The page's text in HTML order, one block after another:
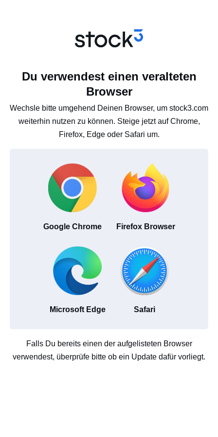
Du verwendest einen veralteten
Browser
Wechsle bitte umgehend Deinen Browser, um stock3.com
weiterhin nutzen zu können. Steige jetzt auf Chrome,
Firefox, Edge oder Safari um.
Google Chrome Firefox Browser
Microsoft Edge Safari
Falls Du bereits einen der aufgelisteten Browser
verwendest, überprüfe bitte ob ein Update dafür vorliegt.